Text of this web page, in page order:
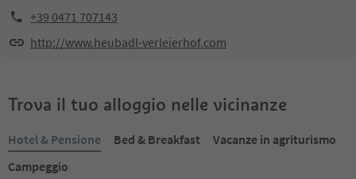
+39 0471 707143
http://www.heubadl-verleierhof.com
Trova il tuo alloggio nelle vicinanze
Hotel & Pensione Bed & Breakfast
Vacanze in agriturismo
Campeggio